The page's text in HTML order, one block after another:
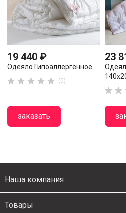
19 440 ₽
Одеяло Гипоаллергенное...
     (0)
заказать
23
 
Наша компания
Товары